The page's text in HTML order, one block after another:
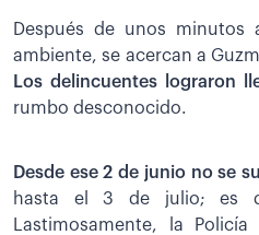
Después de unos minutos
ambiente, se acercan a
Los delincuentes lograron
rumbo desconocido.
Desde ese 2 de junio no se
hasta el 3 de julio; es
Lastimosamente, la